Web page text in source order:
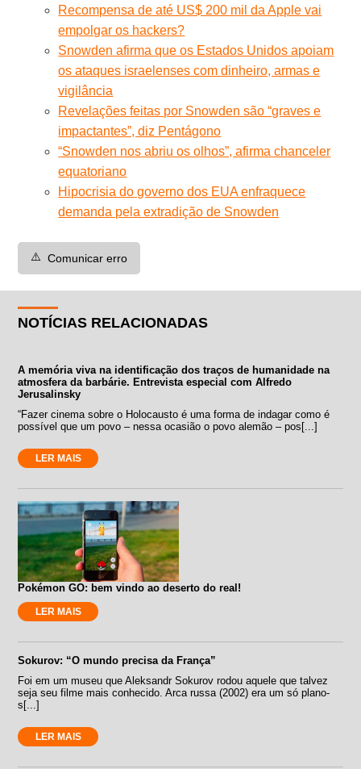
Recompensa de até US$ 200 mil da Apple vai
empolgar os hackers?
Snowden afirma que os Estados Unidos apoiam
os ataques israelenses com dinheiro, armas e
vigilância
Revelações feitas por Snowden são “graves e
impactantes”, diz Pentágono
“Snowden nos abriu os olhos”, afirma chanceler
equatoriano
Hipocrisia do governo dos EUA enfraquece
demanda pela extradição de Snowden
⚠️ Comunicar erro
NOTÍCIAS RELACIONADAS
A memória viva na identificação dos traços de humanidade na
atmosfera da barbárie. Entrevista especial com Alfredo
Jerusalinsky
“Fazer cinema sobre o Holocausto é uma forma de indagar como é
possível que um povo – nessa ocasião o povo alemão – pos[...]
LER MAIS
Pokémon GO: bem vindo ao deserto do real!
LER MAIS
Sokurov: “O mundo precisa da França”
Foi em um museu que Aleksandr Sokurov rodou aquele que talvez
seja seu filme mais conhecido. Arca russa (2002) era um só plano-
s[...]
LER MAIS